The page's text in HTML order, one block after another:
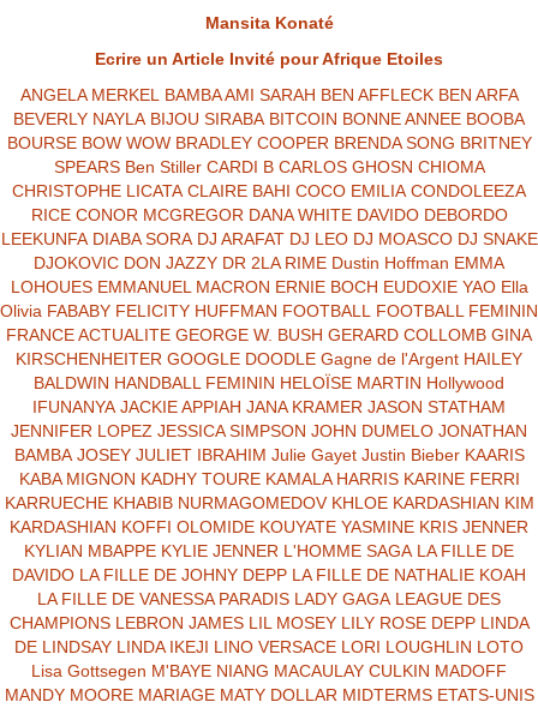
Mansita Konaté
Ecrire un Article Invité pour Afrique Etoiles
ANGELA MERKEL
BAMBA AMI SARAH BEN AFFLECK BEN ARFA
BEVERLY NAYLA BIJOU SIRABA BITCOIN BONNE ANNEE BOOBA
BOURSE BOW WOW BRADLEY COOPER BRENDA SONG BRITNEY
SPEARS Ben Stiller CARDI B CARLOS GHOSN CHIOMA
CHRISTOPHE LICATA CLAIRE BAHI COCO EMILIA CONDOLEEZA
RICE CONOR MCGREGOR DANA WHITE DAVIDO DEBORDO
LEEKUNFA DIABA SORA DJ ARAFAT DJ LEO DJ MOASCO DJ SNAKE
DJOKOVIC DON JAZZY DR 2LA RIME Dustin Hoffman EMMA
LOHOUES EMMANUEL MACRON ERNIE BOCH EUDOXIE YAO Ella
Olivia FABABY FELICITY HUFFMAN FOOTBALL
FOOTBALL FEMININ
FRANCE ACTUALITE GEORGE W. BUSH GERARD COLLOMB GINA
KIRSCHENHEITER GOOGLE DOODLE Gagne de l'Argent HAILEY
BALDWIN HANDBALL FEMININ HELOÏSE MARTIN Hollywood
IFUNANYA JACKIE APPIAH JANA KRAMER JASON STATHAM
JENNIFER LOPEZ JESSICA SIMPSON JOHN DUMELO JONATHAN
BAMBA JOSEY JULIET IBRAHIM Julie Gayet Justin Bieber KAARIS
KABA MIGNON KADHY TOURE KAMALA HARRIS KARINE FERRI
KARRUECHE KHABIB NURMAGOMEDOV KHLOE KARDASHIAN KIM
KARDASHIAN KOFFI OLOMIDE KOUYATE YASMINE KRIS JENNER
KYLIAN MBAPPE KYLIE JENNER L'HOMME SAGA LA FILLE DE
DAVIDO LA FILLE DE JOHNY DEPP LA FILLE DE NATHALIE KOAH
LA FILLE DE VANESSA PARADIS LADY GAGA LEAGUE DES
CHAMPIONS LEBRON JAMES LIL MOSEY LILY ROSE DEPP LINDA
DE LINDSAY LINDA IKEJI LINO VERSACE LORI LOUGHLIN LOTO
Lisa Gottsegen M'BAYE NIANG MACAULAY CULKIN MADOFF
MANDY MOORE MARIAGE MATY DOLLAR MIDTERMS ETATS-UNIS